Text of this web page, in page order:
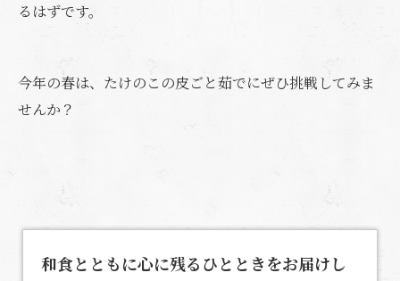
るはずです。
今年の春は、たけのこの皮ごと茹でにぜひ挑戦してみま
せんか？
和食とともに心に残るひとときをお届けし